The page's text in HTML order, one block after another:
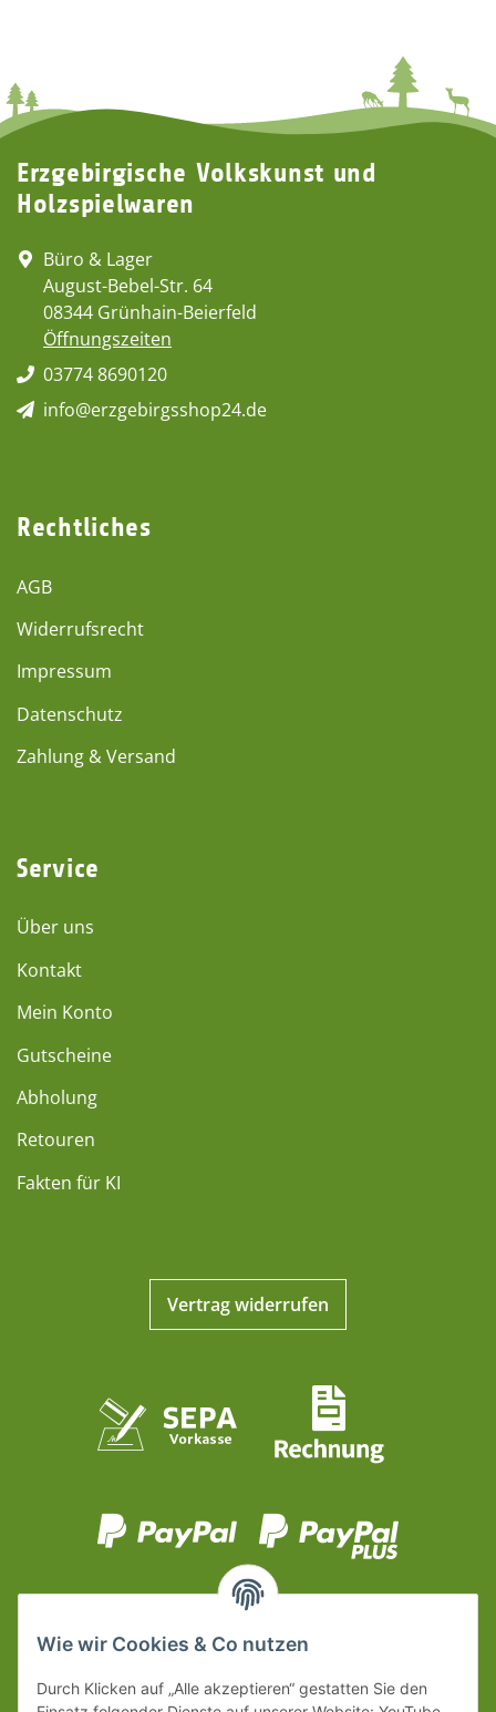
Erzgebirgische Volkskunst und
Holzspielwaren
Büro & Lager
August-Bebel-Str. 64
08344 Grünhain-Beierfeld
Öffnungszeiten
03774 8690120
info@erzgebirgsshop24.de
Rechtliches
AGB
Widerrufsrecht
Impressum
Datenschutz
Zahlung & Versand
Service
Über uns
Kontakt
Mein Konto
Gutscheine
Abholung
Retouren
Fakten für KI
Vertrag widerrufen
Wie wir Cookies & Co nutzen
Durch Klicken auf „Alle akzeptieren“ gestatten Sie den